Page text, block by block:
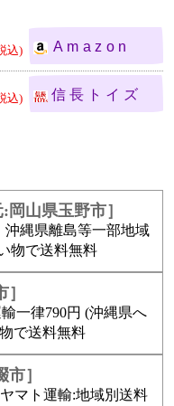
Amazon
信長トイズ
:岡山県玉野市］
沖縄県離島等一部地域
物で送料無料
一律790円 (沖縄県へ
で送料無料
］
マト運輸:地域別送料